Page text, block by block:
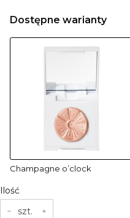
Dostępne warianty
Champagne o’clock
Ilość
szt.